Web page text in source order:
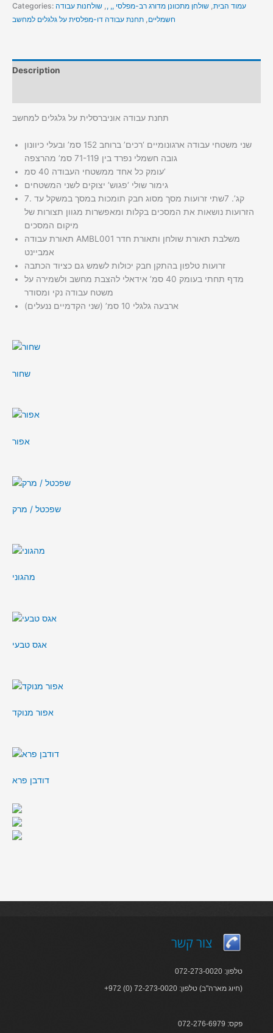
Categories:
עמוד הבית שולחן מתכוונן מדורג רב-מפלסי ,, , שולחנות עבודה
חשמליים תחנת עבודה דו-מפלסית על גלגלים למחשב
Description
תחנת עבודה אוניברסלית על גלגלים למחשב
שני משטחי עבודה ארגונומיים ‘רכים’ ברוחב 152 סמ’ ובעלי כיוונון
גובה חשמלי נפרד בין 71-119 סמ’ מהרצפה
עומק כל אחד ממשטחי העבודה 40 סמ’
גימור שולי ‘פגוש’ יצוקים לשני המשטחים
שתי זרועות מסך מסוג חבק תומכות במסך במשקל עד 7‪.‬7 קג’.
הזרועות נושאות את המסכים בקלות ומאפשרות מגוון תצורות של
מיקום המסכים
תאורת עבודה AMBL001 משלבת תאורת שולחן ותאורת חדר
אמביינט
זרועות טלפון בהתקן חבק יכולות לשמש גם כציוד הכתבה
מדף תחתי בעומק 40 סמ’ אידאלי להצבת מחשב ולשמירה על
משטח עבודה נקי ומסודר
ארבעה גלגלי 10 סמ’ (שני הקדמיים ננעלים)
שחור
אפור
שפכטל / מרק
מהגוני
אגס טבעי
אפור מנוקד
דודבן פרא
צור קשר
טלפון: 072-273-0020
+972 (0) 72-273-0020 :חיוג מארה"ב) טלפון)
פקס: 072-276-6979